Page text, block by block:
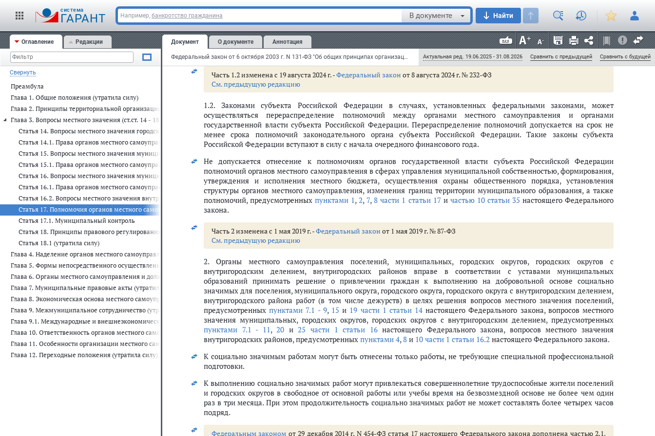
cистема
ГАРАНТ Например, банкротство гражданина В документе Найти
Оглавление Редакции
Свернуть
Преамбула
Глава 1. Общие положения (утратила силу)
Глава 2. Принципы территориальной организации местного самоуправления (утратила силу)
Глава 3. Вопросы местного значения (ст.ст. 14 - 18.1)
Статья 14. Вопросы местного значения городского, сельского поселения
Статья 14.1. Права органов местного самоуправления городского, сельского поселения на решение вопросов, не отнесенных к вопросам местного значения поселений
Статья 15. Вопросы местного значения муниципального района
Статья 15.1. Права органов местного самоуправления муниципального района на решение вопросов, не отнесенных к вопросам местного значения муниципальных районов
Статья 16. Вопросы местного значения муниципального, городского округа
Статья 16.1. Права органов местного самоуправления муниципального округа, городского округа, городского округа с внутригородским делением, внутригородского района на решение вопросов, не
Статья 16.2. Вопросы местного значения внутригородского района
Статья 17. Полномочия органов местного самоуправления по решению вопросов местного значения
Статья 17.1. Муниципальный контроль
Статья 18. Принципы правового регулирования полномочий органов местного самоуправления
Статья 18.1 (утратила силу)
Глава 4. Наделение органов местного самоуправления отдельными государственными полномочиями (утратила силу)
Глава 5. Формы непосредственного осуществления населением местного самоуправления и участия населения в осуществлении местного самоуправления (утратила силу)
Глава 6. Органы местного самоуправления и должностные лица местного самоуправления (утратила силу)
Глава 7. Муниципальные правовые акты (утратила силу)
Глава 8. Экономическая основа местного самоуправления (утратила силу)
Глава 9. Межмуниципальное сотрудничество (утратила силу)
Глава 9.1. Международные и внешнеэкономические связи органов местного самоуправления (утратила силу)
Глава 10. Ответственность органов местного самоуправления и должностных лиц местного самоуправления, контроль и надзор за их деятельностью (утратила силу)
Глава 11. Особенности организации местного самоуправления (утратила силу)
Глава 12. Переходные положения (утратила силу)
Документ О документе Аннотация
Федеральный закон от 6 октября 2003 г. N 131-ФЗ "Об общих принципах организации местного самоуправления в Российской Федерации" (с изменениями и дополнениями) Актуальная ред. 19.06.2025 - 31.08.2026 Сравнить с предыдущей Сравнить с будущей
является соблюдение правил благоустройства, в том числе требований к обеспечению доступности для инвалидов
объектов социальной, инженерной и транспортной инфраструктур и предоставляемых услуг, к полномочиям органов
местного самоуправления по вопросам местного значения или к полномочиям исполнительных органов субъектов
Российской Федерации - городов федерального значения в качестве полномочий по осуществлению вида
регионального государственного контроля (надзора) регулируются законами субъектов Российской Федерации -
городов федерального значения.
Часть 1.2 изменена с 19 августа 2024 г. -Федеральный закон от 8 августа 2024 г. № 232-ФЗ
См. предыдущую редакцию
1.2. Законами субъекта Российской Федерации в случаях, установленных федеральными законами, может
осуществляться перераспределение полномочий между органами местного самоуправления и органами
государственной власти субъекта Российской Федерации. Перераспределение полномочий допускается на срок не
менее срока полномочий законодательного органа субъекта Российской Федерации. Такие законы субъекта
Российской Федерации вступают в силу с начала очередного финансового года.
Не допускается отнесение к полномочиям органов государственной власти субъекта Российской Федерации
полномочий органов местного самоуправления в сферах управления муниципальной собственностью, формирования,
утверждения и исполнения местного бюджета, осуществления охраны общественного порядка, установления
структуры органов местного самоуправления, изменения границ территории муниципального образования, а также
полномочий, предусмотренныхпунктами 1,2, 7,8 части 1 статьи 17и частью 10 статьи 35 настоящего Федерального
закона.
Часть 2 изменена с 1 мая 2019 г. -Федеральный закон от 1 мая 2019 г. № 87-ФЗ
См. предыдущую редакцию
2. Органы местного самоуправления поселений, муниципальных, городских округов, городских округов с
внутригородским делением, внутригородских районов вправе в соответствии с уставами муниципальных
образований принимать решение о привлечении граждан к выполнению на добровольной основе социально
значимых для поселения, муниципального округа, городского округа, городского округа с внутригородским делением,
внутригородского района работ (в том числе дежурств) в целях решения вопросов местного значения поселений,
предусмотренныхпунктами 7.1 - 9, 15 и 19 части 1 статьи 14 настоящего Федерального закона, вопросов местного
значения муниципальных, городских округов, городских округов с внутригородским делением, предусмотренных
пунктами 7.1 - 11,20 и25 части 1 статьи 16настоящего Федерального закона, вопросов местного значения
внутригородских районов, предусмотренных пунктами 4,8 и 10 части 1 статьи 16.2 настоящего Федерального закона.
К социально значимым работам могут быть отнесены только работы, не требующие специальной профессиональной
подготовки.
К выполнению социально значимых работ могут привлекаться совершеннолетние трудоспособные жители поселений
и городских округов в свободное от основной работы или учебы время на безвозмездной основе не более чем один
раз в три месяца. При этом продолжительность социально значимых работ не может составлять более четырех часов
подряд.
Федеральным законом от 29 декабря 2014 г. N 454-ФЗ статья 17 настоящего Федерального закона дополнена частью 2.1,